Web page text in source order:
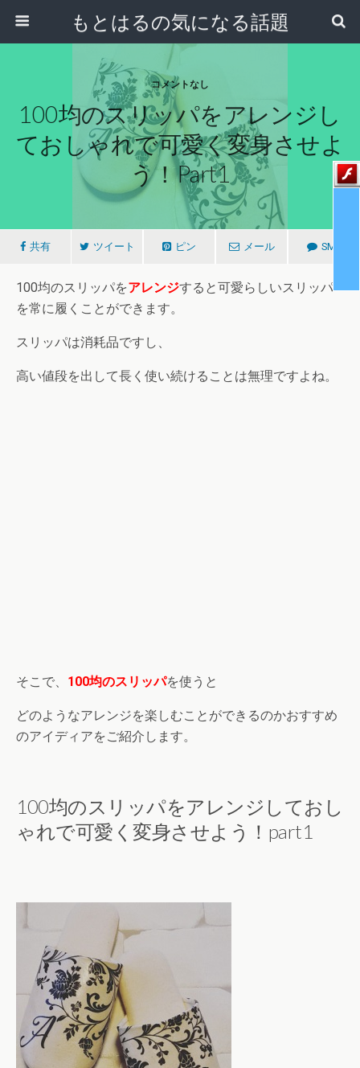
もとはるの気になる話題
コメントなし
100均のスリッパをアレンジし
ておしゃれで可愛く変身させよ
う！part1
共有 ツイート ピン メール SMS
100均のスリッパをアレンジすると可愛らしいスリッパ
を常に履くことができます。
スリッパは消耗品ですし、
高い値段を出して長く使い続けることは無理ですよね。
そこで、 100均のスリッパを使うと
どのようなアレンジを楽しむことができるのかおすすめ
のアイディアをご紹介します。
100均のスリッパをアレンジしておし
ゃれで可愛く変身させよう！part1